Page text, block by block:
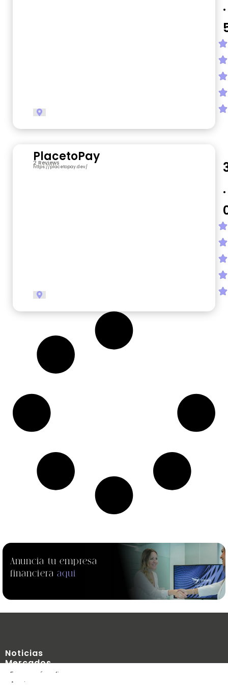
.
PlacetoPay
2 Reviews
https://placetopay.dev/
.
Anuncia tu empresa
financiera aqui
Noticias
Economía y finanzas
Mercados
Blog
Edúcate